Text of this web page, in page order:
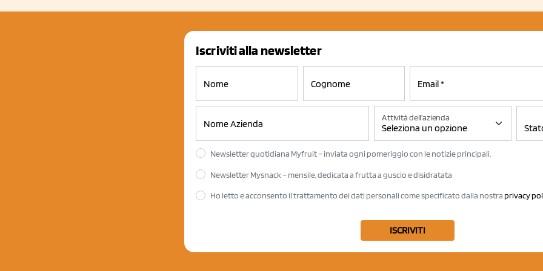
Iscriviti alla newsletter
Attività dell'azienda
Newsletter quotidiana Myfruit – inviata ogni pomeriggio con le notizie principali.
Newsletter Mysnack – mensile, dedicata a frutta a guscio e disidratata
Ho letto e acconsento il trattamento dei dati personali come specificato dalla nostra privacy
ISCRIVITI